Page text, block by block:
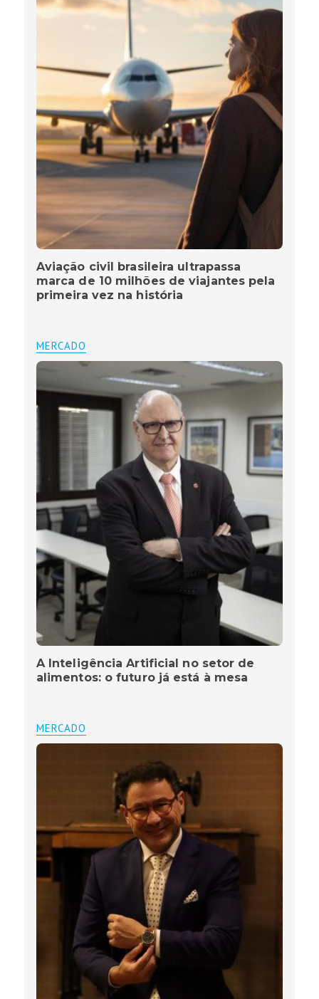
Aviação civil brasileira ultrapassa
marca de 10 milhões de viajantes pela
primeira vez na história
MERCADO
A Inteligência Artificial no setor de
alimentos: o futuro já está à mesa
MERCADO